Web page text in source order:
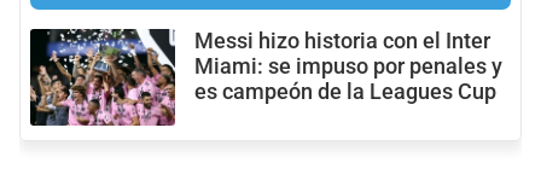
Messi hizo historia con el Inter
Miami: se impuso por penales y
es campeón de la Leagues Cup